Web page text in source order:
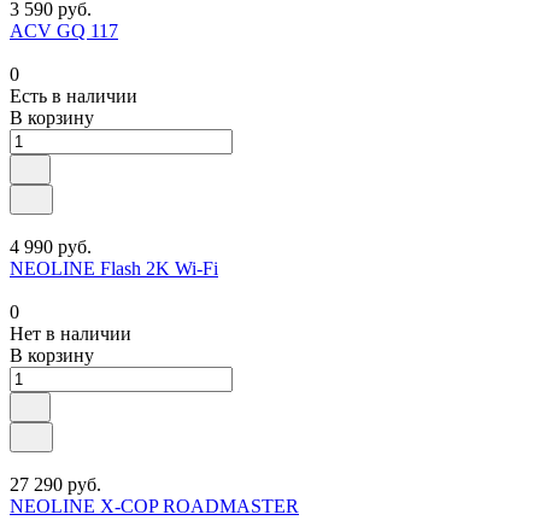
3 590 руб.
ACV GQ 117
0
Есть в наличии
В корзину
4 990 руб.
NEOLINE Flash 2K Wi-Fi
0
Нет в наличии
В корзину
27 290 руб.
NEOLINE X-COP ROADMASTER